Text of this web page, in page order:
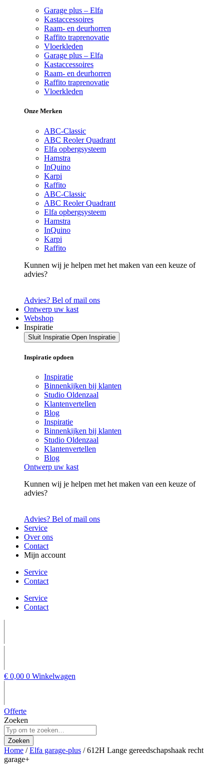
Garage plus – Elfa
Kastaccessoires
Raam- en deurhorren
Raffito traprenovatie
Vloerkleden
Garage plus – Elfa
Kastaccessoires
Raam- en deurhorren
Raffito traprenovatie
Vloerkleden
Onze Merken
ABC-Classic
ABC Reoler Quadrant
Elfa opbergsysteem
Hamstra
InQuino
Karpi
Raffito
ABC-Classic
ABC Reoler Quadrant
Elfa opbergsysteem
Hamstra
InQuino
Karpi
Raffito
Kunnen wij je helpen met het maken van een keuze of
advies?
Advies? Bel of mail ons
Ontwerp uw kast
Webshop
Inspiratie
Sluit Inspiratie Open Inspiratie
Inspiratie opdoen
Inspiratie
Binnenkijken bij klanten
Studio Oldenzaal
Klantenvertellen
Blog
Inspiratie
Binnenkijken bij klanten
Studio Oldenzaal
Klantenvertellen
Blog
Ontwerp uw kast
Kunnen wij je helpen met het maken van een keuze of
advies?
Advies? Bel of mail ons
Service
Over ons
Contact
Mijn account
Service
Contact
Service
Contact
€ 0,00 0 Winkelwagen
Offerte
Zoeken
Zoeken
Home /Elfa garage-plus / 612H Lange gereedschapshaak recht
garage+